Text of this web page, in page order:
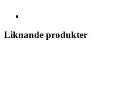
Liknande produkter